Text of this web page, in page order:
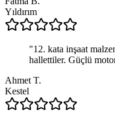
Yıldırım
"12. kata inşaat
hallettiler. Güçlü
Ahmet T.
Kestel